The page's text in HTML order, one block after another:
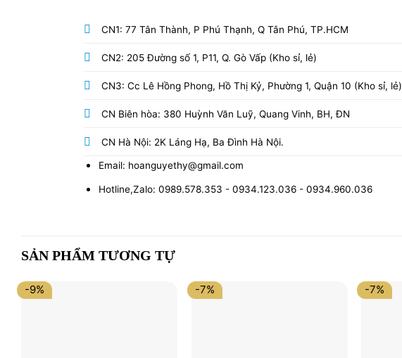
CN1: 77 Tân Thành, P Phú Thạnh, Q Tân Phú, TP.HCM
CN2: 205 Đường số 1, P11, Q. Gò Vấp (Kho sỉ, lẻ)
CN3: Cc Lê Hồng Phong, Hồ Thị Kỷ, Phường 1, Quận 10 (Kho sỉ, lẻ)
CN Biên hòa: 380 Huỳnh Văn Luỹ, Quang Vinh, BH, ĐN
CN Hà Nội: 2K Láng Hạ, Ba Đình Hà Nội.
Email: hoanguyethy@gmail.com
Hotline,Zalo: 0989.578.353 - 0934.123.036 - 0934.960.036
SẢN PHẨM TƯƠNG TỰ
-9% -7% -7%